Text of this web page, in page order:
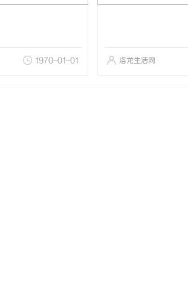
1970-01-01 洛龙生活网